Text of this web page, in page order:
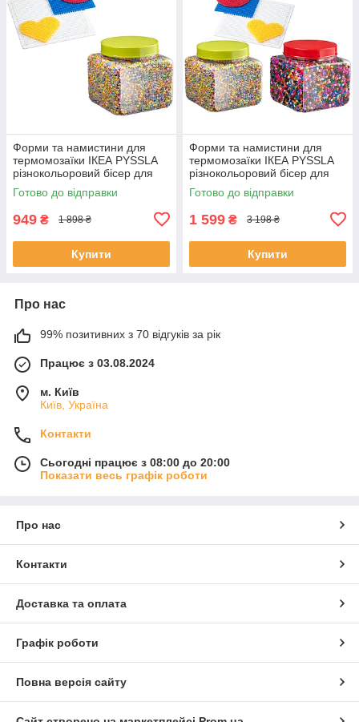
Форми та намистини для
термомозаїки ІКЕА PYSSLA
різнокольоровий бісер для
мозаїки комплект
603.160.73+701.285.71
Готово до відправки
949 ₴ 1 898 ₴
Купити
Форми та намистини для
термомозаїки ІКЕА PYSSLA
різнокольоровий бісер для
мозаїки комплект із 26000
намистин і 4 форм
Готово до відправки
1 599 ₴ 3 198 ₴
Купити
Про нас
99% позитивних з 70 відгуків за рік
Працює з 03.08.2024
м. Київ
Київ, Україна
Контакти
Сьогодні працює з 08:00 до 20:00
Показати весь графік роботи
Про нас
Контакти
Доставка та оплата
Графік роботи
Повна версія сайту